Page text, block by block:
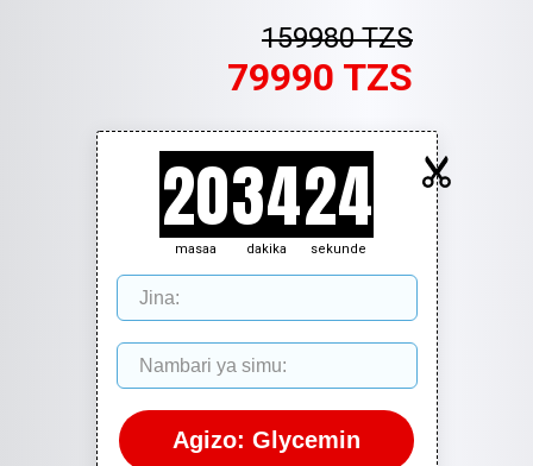
159980 TZS
79990 TZS
20
masaa
34
dakika
23
sekunde
Agizo: Glycemin